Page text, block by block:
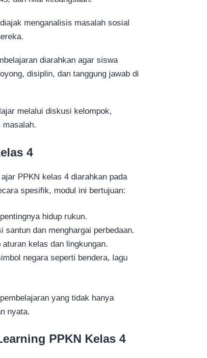
menganalisis masalah sosial
diarahkan agar siswa
disiplin, dan tanggung jawab di
melalui diskusi kelompok,
masalah.
4
PPKN kelas 4 diarahkan pada
spesifik, modul ini bertujuan:
hidup rukun.
santun dan menghargai perbedaan.
kelas dan lingkungan.
negara seperti bendera, lagu
yang tidak hanya
nyata.
PPKN Kelas 4